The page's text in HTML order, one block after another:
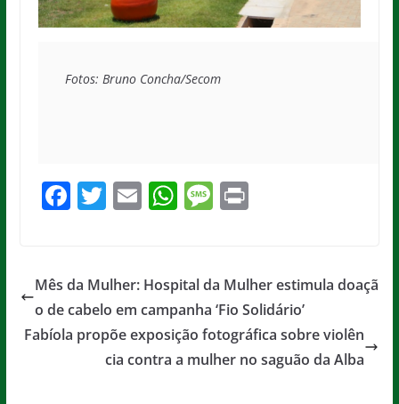
Fotos: Bruno Concha/Secom
F
e
b
o
T
er
E
l
W
s
A
p
p
M
a
g
e
Pr
Mês da Mulher: Hospital da Mulher estimula doaçã
o de cabelo em campanha ‘Fio Solidário’
Fabíola propõe exposição fotográfica sobre violên
cia contra a mulher no saguão da Alba